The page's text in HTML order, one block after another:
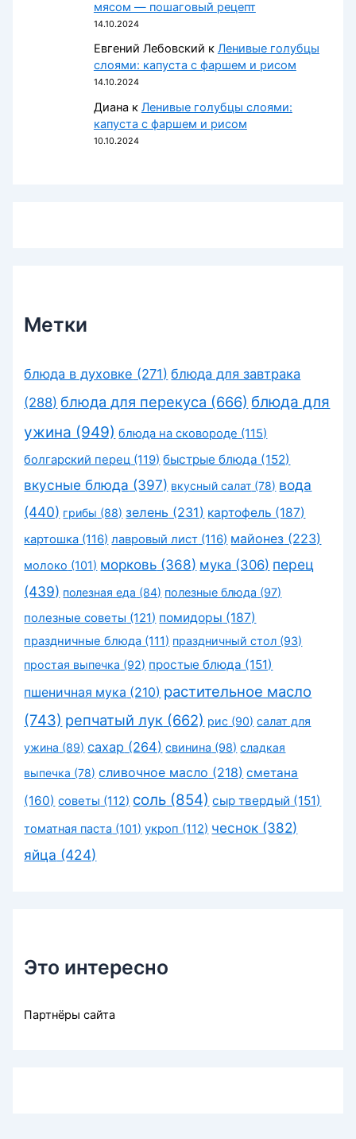
мясом — пошаговый рецепт
14.10.2024
Евгений Лебовский к Ленивые голубцы
слоями: капуста с фаршем и рисом
14.10.2024
Диана к Ленивые голубцы слоями:
капуста с фаршем и рисом
10.10.2024
Метки
блюда в духовке (271) блюда для завтрака
(288) блюда для перекуса (666) блюда для
ужина (949) блюда на сковороде (115)
болгарский перец (119) быстрые блюда (152)
вкусные блюда (397) вкусный салат (78) вода
(440) грибы (88) зелень (231) картофель (187)
картошка (116) лавровый лист (116) майонез (223)
молоко (101) морковь (368) мука (306) перец
(439) полезная еда (84) полезные блюда (97)
полезные советы (121) помидоры (187)
праздничные блюда (111) праздничный стол (93)
простая выпечка (92) простые блюда (151)
пшеничная мука (210) растительное масло
(743) репчатый лук (662) рис (90) салат для
ужина (89) сахар (264) свинина (98) сладкая
выпечка (78) сливочное масло (218) сметана
(160) советы (112) соль (854) сыр твердый (151)
томатная паста (101) укроп (112) чеснок (382)
яйца (424)
Это интересно
Партнёры сайта